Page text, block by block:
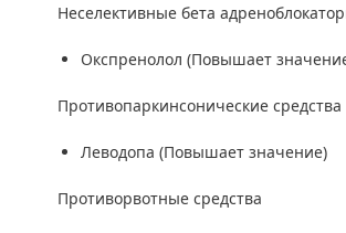
Неселективные бета
Окспренолол (Повышает
Противопаркинсонические средства
Леводопа (Повышает значение)
Противорвотные средства